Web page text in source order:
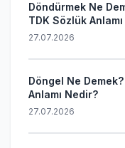
Döndürmek Ne
TDK Sözlük
27.07.2026
Döngel Ne
Anlamı Nedir?
27.07.2026